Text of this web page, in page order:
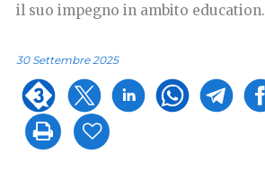
il suo impegno in ambito education.
30 Settembre 2025